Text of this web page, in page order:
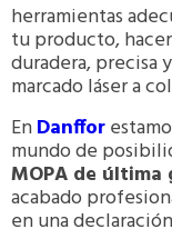
herramientas
tu producto,
duradera, precisa
marcado láser a
EnDanffor
mundo de
MOPA de última
acabado
en una